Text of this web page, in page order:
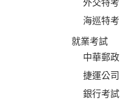
外交特考
海巡特考
就業考試
中華郵政
捷運公司
銀行考試